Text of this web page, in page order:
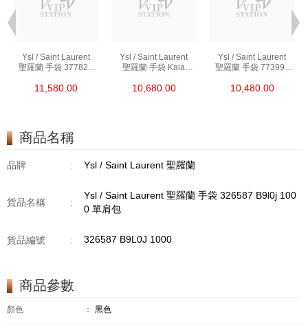
Ysl / Saint Laurent
聖羅蘭 手袋 377828
斜挎包
11,580.00
Ysl / Saint Laurent
聖羅蘭 手袋 Kaia
單肩包/斜挎包
10,680.00
Ysl / Saint Laurent
聖羅蘭 手袋 773995
斜挎包/手提包
10,480.00
商品名稱
品牌 : Ysl / Saint Laurent 聖羅蘭
貨品名稱 :
Ysl / Saint Laurent 聖羅蘭 手袋 326587 B9l0j 100
0 單肩包
貨品編號 : 326587 B9L0J 1000
商品參數
顏色 ： 黑色